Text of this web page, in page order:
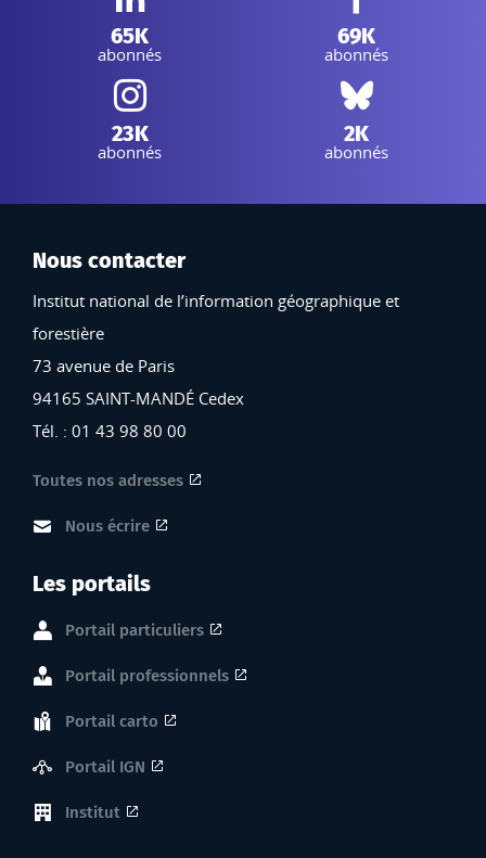
LinkedIn IGN :
65K
abonnés
Facebook IGN :
69K
abonnés
Instagram IGN :
23K
abonnés
Bluesky :
2K
abonnés
Nous contacter
Institut national de l’information géographique et
forestière
73 avenue de Paris
94165 SAINT-MANDÉ Cedex
Tél. : 01 43 98 80 00
Toutes nos adresses
Nous écrire
Les portails
Portail particuliers
Portail professionnels
Portail carto
Portail IGN
Institut